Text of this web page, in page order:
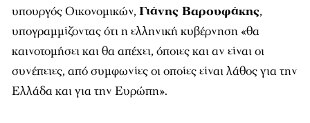
υπουργός Οικονομικών, Γιάνης Βαρουφάκης,
υπογραμμίζοντας ότι η ελληνική κυβέρνηση «θα
καινοτομήσει και θα απέχει, όποιες και αν είναι οι
συνέπειες, από συμφωνίες οι οποίες είναι λάθος για την
Ελλάδα και για την Ευρώπη».